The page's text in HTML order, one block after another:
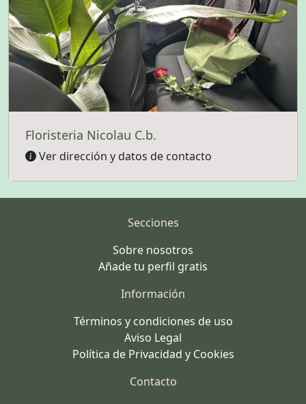
Floristeria Nicolau C.b.
Ver dirección y datos de contacto
Secciones
Sobre nosotros
Añade tu perfil gratis
Información
Términos y condiciones de uso
Aviso Legal
Política de Privacidad y Cookies
Contacto